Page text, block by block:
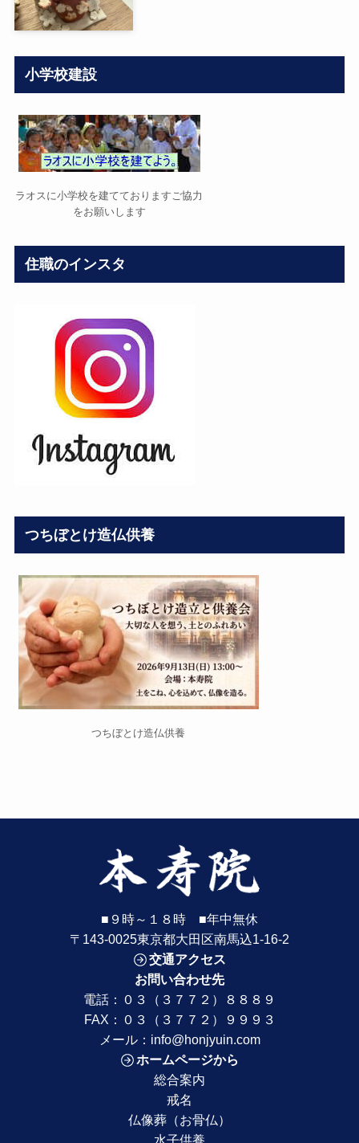
小学校建設
ラオスに小学校を建てておりますご協力
をお願いします
住職のインスタ
つちぼとけ造仏供養
つちぼとけ造仏供養
■９時～１８時 ■年中無休
〒143-0025東京都大田区南馬込1-16-2
交通アクセス
お問い合わせ先
電話： ０３（３７７２）８８８９
FAX：０３（３７７２）９９９３
メール： info@honjyuin.com
ホームページから
総合案内
戒名
仏像葬（お骨仏）
水子供養